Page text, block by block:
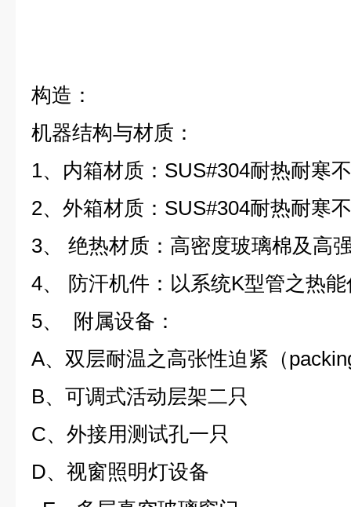
构造：
机器结构与材质：
1、内箱材质：SUS#304耐热耐寒
2、外箱材质：SUS#304耐热耐寒
3、 绝热材质：高密度玻璃棉及高
4、 防汗机件：以系统K型管之热
5、 附属设备：
A、双层耐温之高张性迫紧（
B、可调式活动层架二只
C、外接用测试孔一只
D、视窗照明灯设备